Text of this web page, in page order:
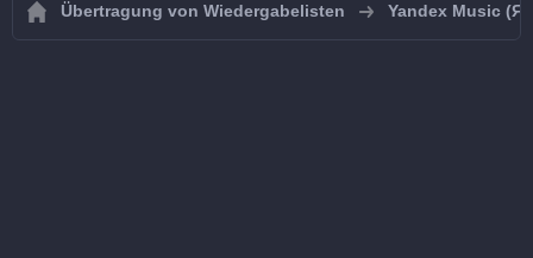
Übertragung von Wiedergabelisten Yandex Music